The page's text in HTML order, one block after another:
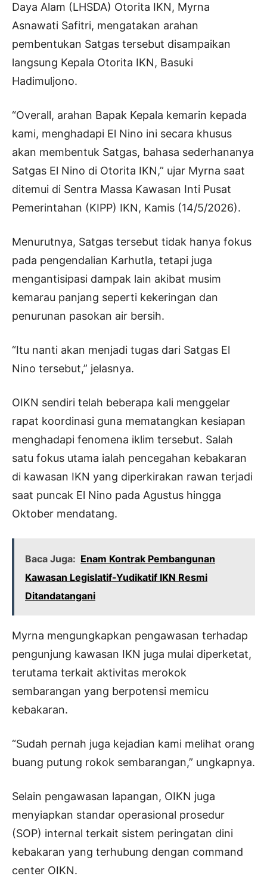
Daya Alam (LHSDA) Otorita IKN, Myrna
Asnawati Safitri, mengatakan arahan
pembentukan Satgas tersebut disampaikan
langsung Kepala Otorita IKN, Basuki
Hadimuljono.
“Overall, arahan Bapak Kepala kemarin kepada
kami, menghadapi El Nino ini secara khusus
akan membentuk Satgas, bahasa sederhananya
Satgas El Nino di Otorita IKN,” ujar Myrna saat
ditemui di Sentra Massa Kawasan Inti Pusat
Pemerintahan (KIPP) IKN, Kamis (14/5/2026).
Menurutnya, Satgas tersebut tidak hanya fokus
pada pengendalian Karhutla, tetapi juga
mengantisipasi dampak lain akibat musim
kemarau panjang seperti kekeringan dan
penurunan pasokan air bersih.
“Itu nanti akan menjadi tugas dari Satgas El
Nino tersebut,” jelasnya.
OIKN sendiri telah beberapa kali menggelar
rapat koordinasi guna mematangkan kesiapan
menghadapi fenomena iklim tersebut. Salah
satu fokus utama ialah pencegahan kebakaran
di kawasan IKN yang diperkirakan rawan terjadi
saat puncak El Nino pada Agustus hingga
Oktober mendatang.
Baca Juga: Enam Kontrak Pembangunan
Kawasan Legislatif-Yudikatif IKN Resmi
Ditandatangani
Myrna mengungkapkan pengawasan terhadap
pengunjung kawasan IKN juga mulai diperketat,
terutama terkait aktivitas merokok
sembarangan yang berpotensi memicu
kebakaran.
“Sudah pernah juga kejadian kami melihat orang
buang putung rokok sembarangan,” ungkapnya.
Selain pengawasan lapangan, OIKN juga
menyiapkan standar operasional prosedur
(SOP) internal terkait sistem peringatan dini
kebakaran yang terhubung dengan command
center OIKN.